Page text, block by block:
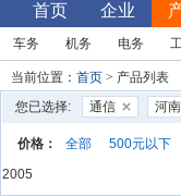
首页 企业
车务 机务 电务
当前位置： 首页 > 产品列表
您已选择:
通信 河
价格： 全部 500元以下
2005